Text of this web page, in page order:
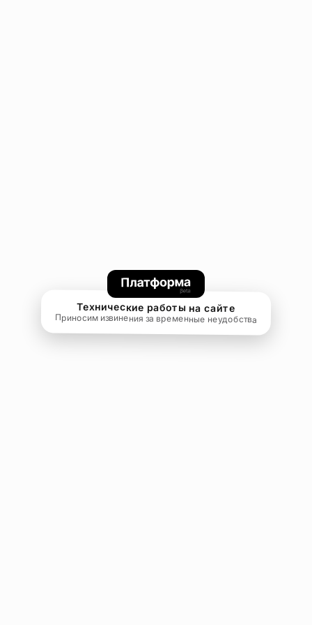
Технические работы на сайте
Приносим извинения за временные неудобства